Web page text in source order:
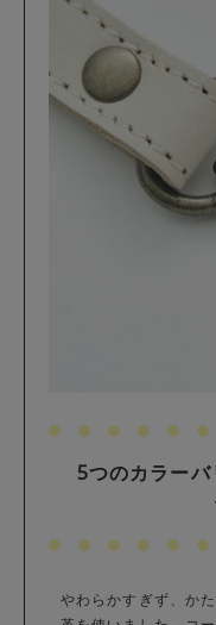
5つのカラー
やわらかすぎず、か